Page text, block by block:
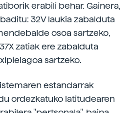
erabili behar. Gainera,
32V laukia zabalduta
osoa sartzeko,
zatiak ere zabalduta
sartzeko.
estandarrak
ordezkatuko latitudearen